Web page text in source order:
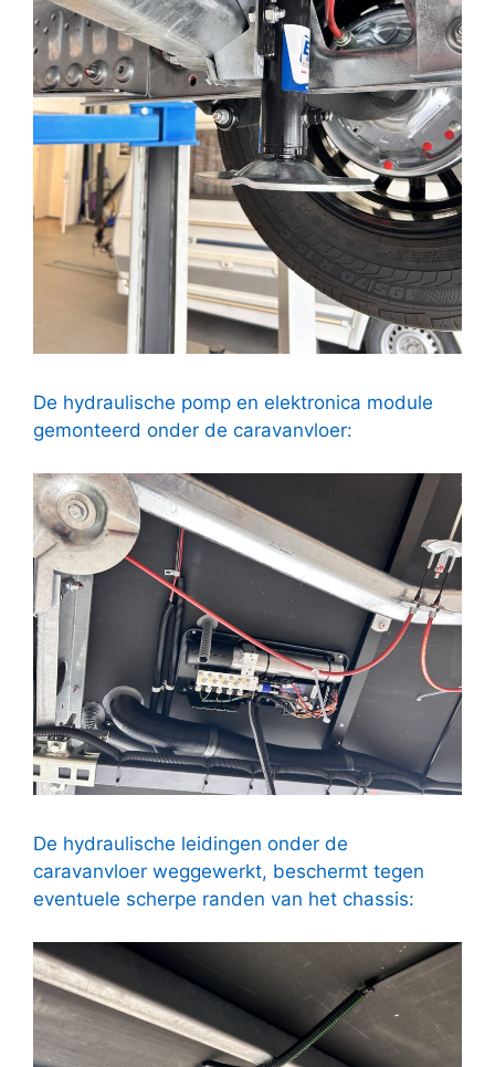
De hydraulische pomp en elektronica module
gemonteerd onder de caravanvloer:
De hydraulische leidingen onder de
caravanvloer weggewerkt, beschermt tegen
eventuele scherpe randen van het chassis: